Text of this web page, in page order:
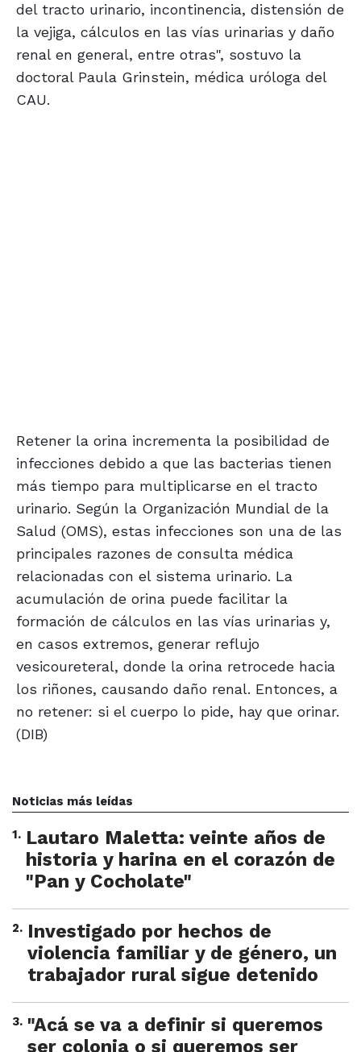
del tracto urinario, incontinencia, distensión de
la vejiga, cálculos en las vías urinarias y daño
renal en general, entre otras", sostuvo la
doctoral Paula Grinstein, médica uróloga del
CAU.
Retener la orina incrementa la posibilidad de
infecciones debido a que las bacterias tienen
más tiempo para multiplicarse en el tracto
urinario. Según la Organización Mundial de la
Salud (OMS), estas infecciones son una de las
principales razones de consulta médica
relacionadas con el sistema urinario. La
acumulación de orina puede facilitar la
formación de cálculos en las vías urinarias y,
en casos extremos, generar reflujo
vesicoureteral, donde la orina retrocede hacia
los riñones, causando daño renal. Entonces, a
no retener: si el cuerpo lo pide, hay que orinar.
(DIB)
Noticias más leídas
1. Lautaro Maletta: veinte años de
historia y harina en el corazón de
"Pan y Cocholate"
2. Investigado por hechos de
violencia familiar y de género, un
trabajador rural sigue detenido
3. "Acá se va a definir si queremos
ser colonia o si queremos ser